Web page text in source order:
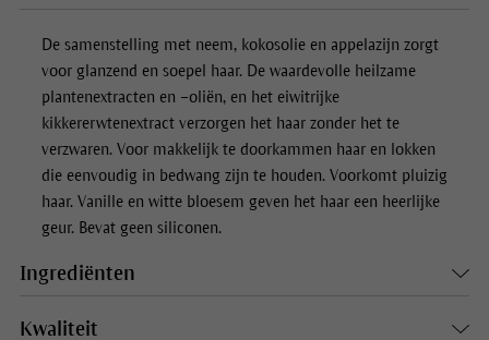
De samenstelling met neem, kokosolie en appelazijn zorgt
voor glanzend en soepel haar. De waardevolle heilzame
plantenextracten en –oliën, en het eiwitrijke
kikkererwtenextract verzorgen het haar zonder het te
verzwaren. Voor makkelijk te doorkammen haar en lokken
die eenvoudig in bedwang zijn te houden. Voorkomt pluizig
haar. Vanille en witte bloesem geven het haar een heerlijke
geur. Bevat geen siliconen.
Ingrediënten
Kwaliteit